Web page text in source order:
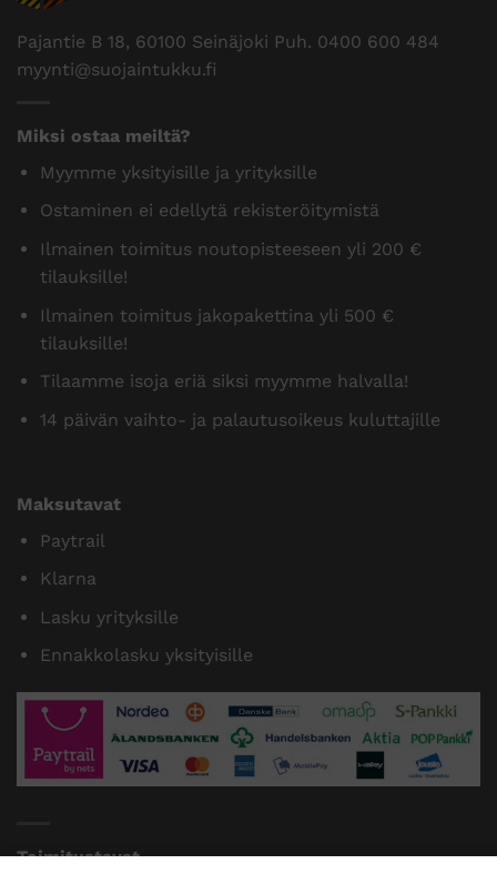
Pajantie B 18, 60100 Seinäjoki Puh. 0400 600 484
myynti@suojaintukku.fi
Miksi ostaa meiltä?
Myymme yksityisille ja yrityksille
Ostaminen ei edellytä rekisteröitymistä
Ilmainen toimitus noutopisteeseen yli 200 €
tilauksille!
Ilmainen toimitus jakopakettina yli 500 €
tilauksille!
Tilaamme isoja eriä siksi myymme halvalla!
14 päivän vaihto- ja palautusoikeus kuluttajille
Maksutavat
Paytrail
Klarna
Lasku yrityksille
Ennakkolasku yksityisille
Toimitustavat